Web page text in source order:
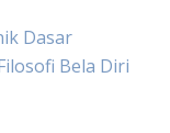
Dasar
Bela Diri